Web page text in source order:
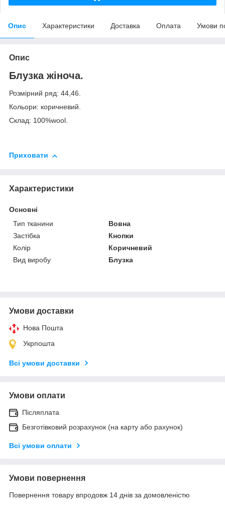
Опис Характеристики Доставка Оплата Умови
Опис
Блузка жіноча.
Розмірний ряд: 44,46.
Кольори: коричневий.
Склад: 100%wool.
Приховати
Характеристики
Основні
Тип тканини
Вовна
Застібка
Кнопки
Колір
Коричневий
Вид виробу
Блузка
Умови доставки
Нова Пошта
Укрпошта
Всі умови доставки
Умови оплати
Післяплата
Безготівковий розрахунок (на карту або рахунок)
Всі умови оплати
Умови повернення
Повернення товару впродовж 14 днів за домовленістю